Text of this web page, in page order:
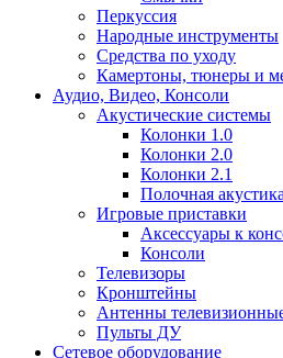
Перкуссия
Народные инструменты
Средства по уходу
Камертоны, тюнеры и
Аудио, Видео, Консоли
Акустические системы
Колонки 1.0
Колонки 2.0
Колонки 2.1
Полочная акустика
Игровые приставки
Аксессуары к
Консоли
Телевизоры
Кронштейны
Антенны
Пульты ДУ
Сетевое оборудование